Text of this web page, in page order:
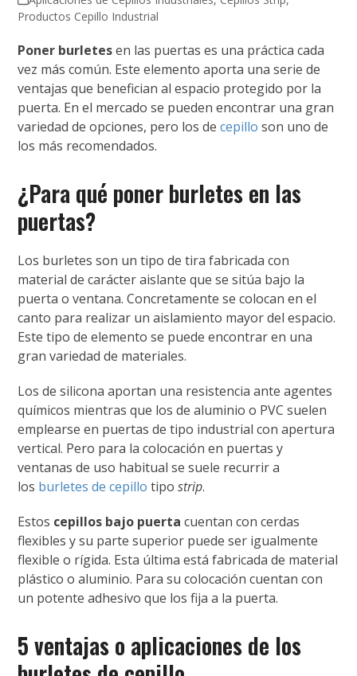
Productos Cepillo Industrial
Poner burletesen las puertas es una práctica cada
vez más común. Este elemento aporta una serie de
ventajas que benefician al espacio protegido por la
puerta. En el mercado se pueden encontrar una gran
variedad de opciones, pero los decepillo son uno de
los más recomendados.
¿Para qué poner burletes en las
puertas?
Los burletes son un tipo de tira fabricada con
material de carácter aislante que se sitúa bajo la
puerta o ventana. Concretamente se colocan en el
canto para realizar un aislamiento mayor del espacio.
Este tipo de elemento se puede encontrar en una
gran variedad de materiales.
Los de silicona aportan una resistencia ante agentes
químicos mientras que los de aluminio o PVC suelen
emplearse en puertas de tipo industrial con apertura
vertical. Pero para la colocación en puertas y
ventanas de uso habitual se suele recurrir a
los burletes de cepillo tipostrip.
Estos cepillos bajo puerta cuentan con cerdas
flexibles y su parte superior puede ser igualmente
flexible o rígida. Esta última está fabricada de material
plástico o aluminio. Para su colocación cuentan con
un potente adhesivo que los fija a la puerta.
5 ventajas o aplicaciones de los